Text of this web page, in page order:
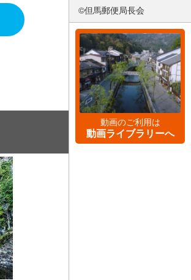
©但馬郵便局長会
動画のご利用は
動画ライブラリーへ